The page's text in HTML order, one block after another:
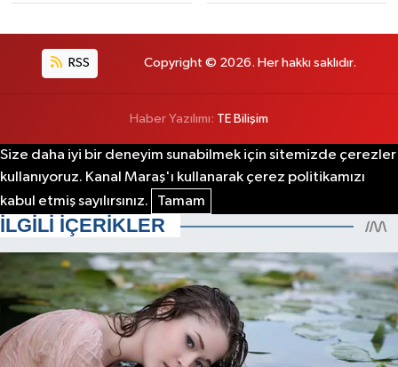
RSS Copyright © 2026. Her hakkı saklıdır.
Haber Yazılımı: TE Bilişim
Size daha iyi bir deneyim sunabilmek için sitemizde çerezler
kullanıyoruz. Kanal Maraş'ı kullanarak çerez politikamızı
kabul etmiş sayılırsınız.
Tamam